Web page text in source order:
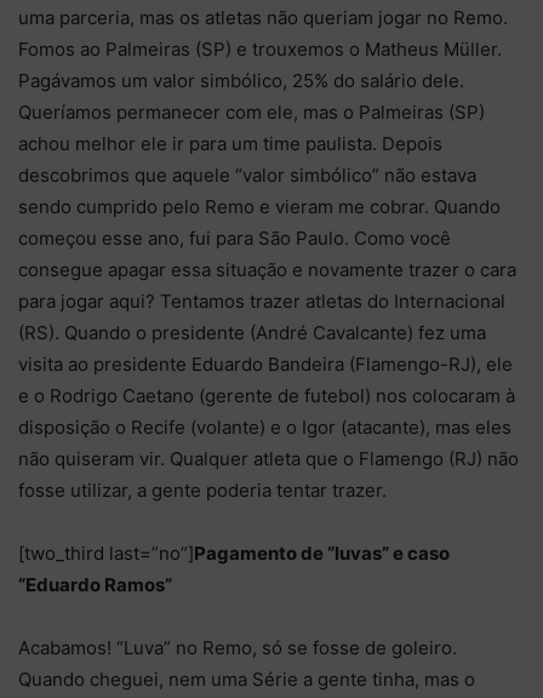
uma parceria, mas os atletas não queriam jogar no Remo.
Fomos ao Palmeiras (SP) e trouxemos o Matheus Müller.
Pagávamos um valor simbólico, 25% do salário dele.
Queríamos permanecer com ele, mas o Palmeiras (SP)
achou melhor ele ir para um time paulista. Depois
descobrimos que aquele “valor simbólico” não estava
sendo cumprido pelo Remo e vieram me cobrar. Quando
começou esse ano, fui para São Paulo. Como você
consegue apagar essa situação e novamente trazer o cara
para jogar aqui? Tentamos trazer atletas do Internacional
(RS). Quando o presidente (André Cavalcante) fez uma
visita ao presidente Eduardo Bandeira (Flamengo-RJ), ele
e o Rodrigo Caetano (gerente de futebol) nos colocaram à
disposição o Recife (volante) e o Igor (atacante), mas eles
não quiseram vir. Qualquer atleta que o Flamengo (RJ) não
fosse utilizar, a gente poderia tentar trazer.
[two_third last=”no”]Pagamento de “luvas” e caso
“Eduardo Ramos”
Acabamos! “Luva” no Remo, só se fosse de goleiro.
Quando cheguei, nem uma Série a gente tinha, mas o